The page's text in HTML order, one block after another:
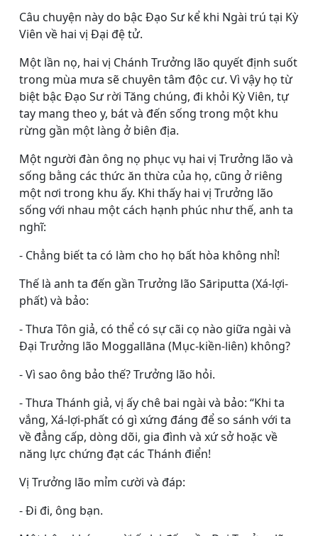
Câu chuyện này do bậc Ðạo Sư kể khi Ngài trú tại Kỳ
Viên về hai vị Ðại đệ tử.
Một lần nọ, hai vị Chánh Trưởng lão quyết định suốt
trong mùa mưa sẽ chuyên tâm độc cư. Vì vậy họ từ
biệt bậc Ðạo Sư rời Tăng chúng, đi khỏi Kỳ Viên, tự
tay mang theo y, bát và đến sống trong một khu
rừng gần một làng ở biên địa.
Một người đàn ông nọ phục vụ hai vị Trưởng lão và
sống bằng các thức ăn thừa của họ, cũng ở riêng
một nơi trong khu ấy. Khi thấy hai vị Trưởng lão
sống với nhau một cách hạnh phúc như thế, anh ta
nghĩ:
- Chẳng biết ta có làm cho họ bất hòa không nhỉ!
Thế là anh ta đến gần Trưởng lão Sāriputta (Xá-lợi-
phất) và bảo:
- Thưa Tôn giả, có thể có sự cãi cọ nào giữa ngài và
Ðại Trưởng lão Moggallāna (Mục-kiền-liên) không?
- Vì sao ông bảo thế? Trưởng lão hỏi.
- Thưa Thánh giả, vị ấy chê bai ngài và bảo: “Khi ta
vắng, Xá-lợi-phất có gì xứng đáng để so sánh với ta
về đẳng cấp, dòng dõi, gia đình và xứ sở hoặc về
năng lực chứng đạt các Thánh điển!
Vị Trưởng lão mỉm cười và đáp:
- Ði đi, ông bạn.